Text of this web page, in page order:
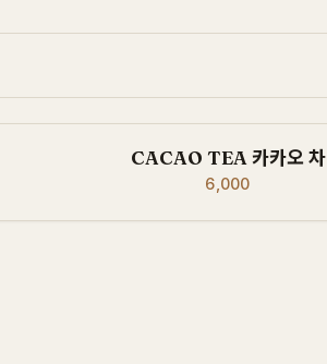
CACAO TEA 카카오 차
6,000